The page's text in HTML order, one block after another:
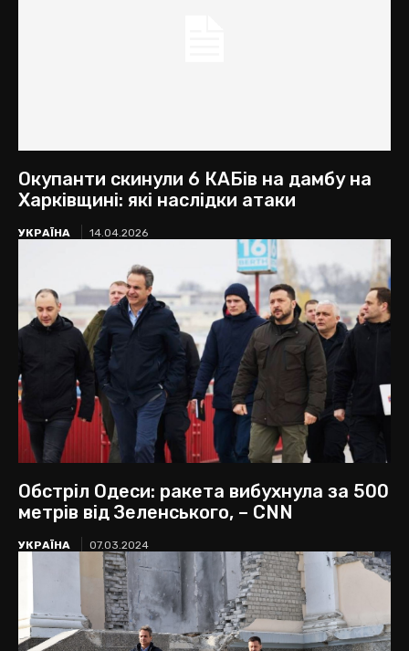
Окупанти скинули 6 КАБів на дамбу на
Харківщині: які наслідки атаки
УКРАЇНА 14.04.2026
Обстріл Одеси: ракета вибухнула за 500
метрів від Зеленського, – CNN
УКРАЇНА 07.03.2024